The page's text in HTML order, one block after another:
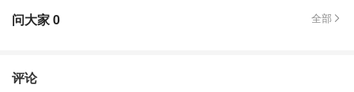
问大家0 全部
评论